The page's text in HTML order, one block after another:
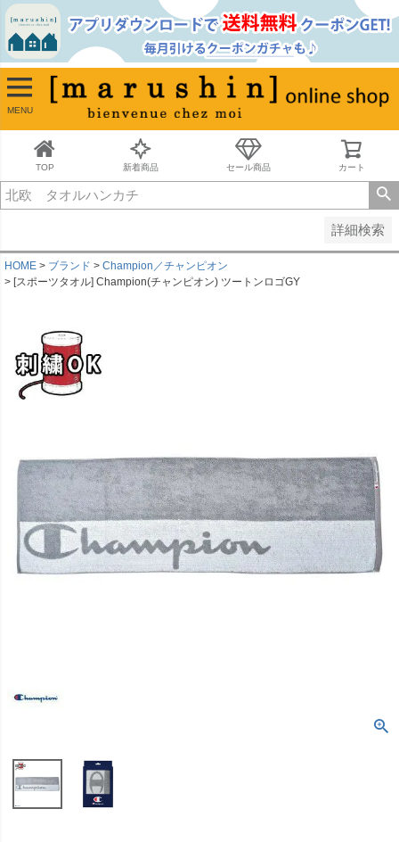
MENU
TOP 新着商品 セール商品 カート
詳細検索
並び順
新着順
古い順
価格が安い順
価格が高い順
キーワードヒット順
HOME ブランド
Champion／チャンピオン
[スポーツタオル] Champion(チャンピオン) ツートンロゴGY